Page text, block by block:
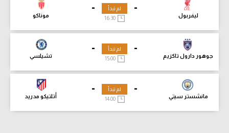
-
ليفربول
-
موناكو
لم تبدأ
-
جوهور دارول تاكزيم
-
تشيلسي
لم تبدأ
15:00
-
مانشستر سيتي
-
أتلتيكو مدريد
لم تبدأ
14:00